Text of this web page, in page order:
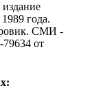
года.
CМИ -
от